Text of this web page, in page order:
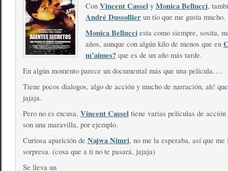
Con Vincent Cassely Monica Bellucci,
André Dussollierun tío que me gusta mucho.
Monica Bellucciesta como siempre, sosita,
años, aunque con algún kilo de menos que en
m’aimes?que es de un año más tarde.
En algún momento parece un documental más que una película….
Tiene pocos dialogos, algo de acción y mucho de narración, ah!
jajaja.
Pero no es excusa, Vincent Casseltiene varias películas de acción
son una maravilla, por ejemplo.
Curiosa aparición de Najwa Nimri, no me la esperaba, así que me
sorpresa. (cosa que a tí no te pasará, jajaja)
Se lleva un